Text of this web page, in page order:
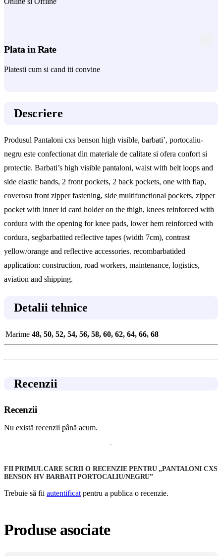
Plata in Rate
Platesti cum si cand iti convine
Descriere
Produsul Pantaloni cxs benson high visible, barbati’, portocaliu-
negru este confectionat din materiale de calitate si ofera confort si
protectie. Barbati’s high visible pantaloni, waist with belt loops and
side elastic bands, 2 front pockets, 2 back pockets, one with flap,
coverosu front zipper fastening, side multifunctional pockets, zipper
pocket with inner id card holder on the thigh, knees reinforced with
cordura with the opening for knee pads, lower hem reinforced with
cordura, segbarbatited reflective tapes (width 7cm), contrast
yellow/orange and reflective accessories. recombarbatided
application: construction, road workers, maintenance, logistics,
aviation and shipping.
Detalii tehnice
Marime 48, 50, 52, 54, 56, 58, 60, 62, 64, 66, 68
Recenzii
Recenzii
Nu există recenzii până acum.
FII PRIMUL CARE SCRII O RECENZIE PENTRU „PANTALONI CXS
BENSON HV BARBATI PORTOCALIU/NEGRU”
Trebuie să fii autentificat pentru a publica o recenzie.
Produse asociate